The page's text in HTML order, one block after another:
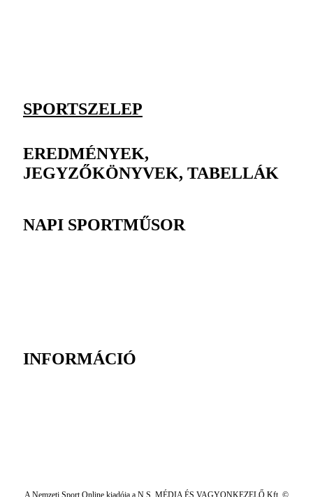
SPORTSZELEP
EREDMÉNYEK,
JEGYZŐKÖNYVEK, TABELLÁK
NAPI SPORTMŰSOR
INFORMÁCIÓ
A Nemzeti Sport Online kiadója a N.S. MÉDIA ÉS VAGYONKEZELŐ Kft. ©